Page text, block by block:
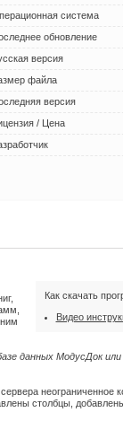
система
обновление
версия
файла
версия
/ Цена
Как скачать
Видео
данных МодусДок
неограниченное
столбцы,